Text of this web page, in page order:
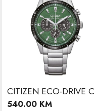
540.00 KM